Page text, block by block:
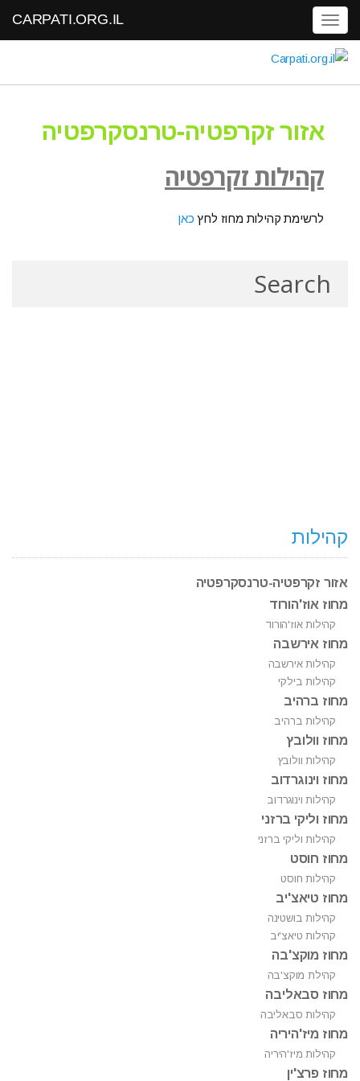
T
o
g
g
i
CARPATI.ORG.IL
אזור זקרפטיה-טרנסקרפטיה
קהילותזקרפטיה
לרשימת קהילות מחוז לחץ כאן
קהילות
אזור זקרפטיה-טרנסקרפטיה
מחוז אוז'הורוד
קהילות אוז'הורוד
מחוז אירשבה
קהילות אירשבה
קהילות בילקי
מחוז ברהיב
קהילות ברהיב
מחוז וולובץ
קהילות וולובץ
מחוז וינוגרדוב
קהילות וינוגרדוב
מחוז וליקי ברזני
קהילות וליקי ברזני
מחוז חוסט
קהילות חוסט
מחוז טיאצ'יב
קהילות בושטינה
קהילות טיאצ'יב
מחוז מוקצ'בה
קהילת מוקצ'בה
מחוז סבאליבה
קהילות סבאליבה
מחוז מיז'היריה
קהילות מיז'היריה
מחוז פרצ'ין